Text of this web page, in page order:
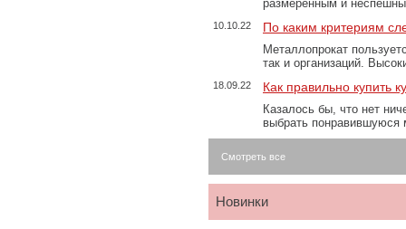
размеренным и
10.10.22 По каким критериям
Металлопрокат
так и организаций.
18.09.22 Как правильно купить
Казалось бы, что нет
выбрать
Смотреть все
Новинки